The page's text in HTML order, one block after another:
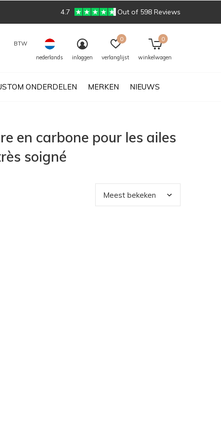
ONDERDELEN MERKEN NIEUWS
BTW
nederlands
inloggen verlanglijst
0
winkelwagen
0
4.7 Out of 598 Reviews
en carbone pour les ailes
soigné